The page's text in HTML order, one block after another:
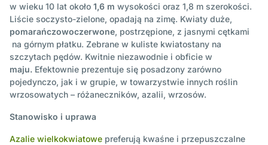
w wieku 10 lat około 1,6 m wysokości oraz 1,8 m szerokości.
Liście soczysto-zielone, opadają na zimę. Kwiaty duże,
pomarańczowoczerwone, postrzępione, z jasnymi cętkami
na górnym płatku. Zebrane w kuliste kwiatostany na
szczytach pędów. Kwitnie niezawodnie i obficie w
maju. Efektownie prezentuje się posadzony zarówno
pojedynczo, jak i w grupie, w towarzystwie innych roślin
wrzosowatych – różaneczników, azalii, wrzosów.
Stanowisko i uprawa
Azalie wielkokwiatowe preferują kwaśne i przepuszczalne